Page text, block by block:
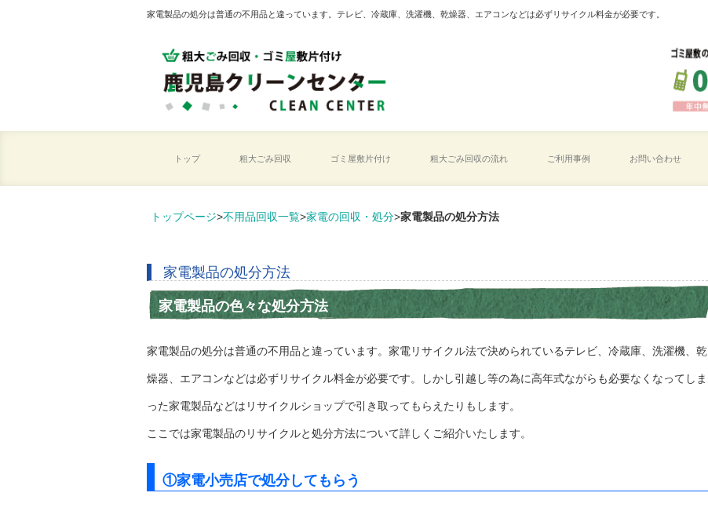
家電製品の処分は普通の不用品と違っています。テレビ、冷蔵庫、洗濯機、乾燥器、エアコンなどは必ずリサイクル料金が必要です。
トップ 粗大ごみ回収 ゴミ屋敷片付け 粗大ごみ回収の流れ ご利用事例 お問い合わせ
トップページ>不用品回収一覧>家電の回収・処分>家電製品の処分方法
家電製品の処分方法
家電製品の色々な処分方法
家電製品の処分は普通の不用品と違っています。家電リサイクル法で決められているテレビ、冷蔵庫、洗濯機、乾
燥器、エアコンなどは必ずリサイクル料金が必要です。しかし引越し等の為に高年式ながらも必要なくなってしま
った家電製品などはリサイクルショップで引き取ってもらえたりもします。
ここでは家電製品のリサイクルと処分方法について詳しくご紹介いたします。
①家電小売店で処分してもらう